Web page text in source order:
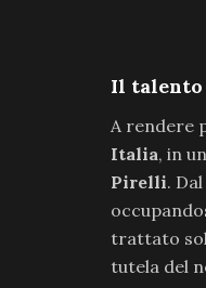
Il talento
A rendere
Italia, in
Pirelli.
trattato
tutela del